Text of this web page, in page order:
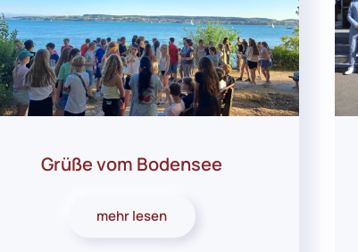
Grüße vom Bodensee
mehr lesen